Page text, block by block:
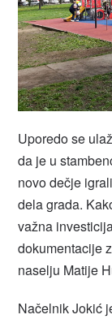
Uporedo se
da je u
novo dečje
dela grada.
važna
dokumentacije
naselju Matije
Načelnik Jokić